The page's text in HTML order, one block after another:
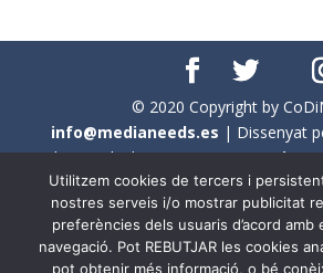
© 2020 Copyright by
info@medianeeds.es | Dissenyat
| Tots els drets reservats a
Avís per cookies
En aquest web s'ha tingut en compte
llenguatge. No obstant això, i a
Utilitzem cookies de tercers i
nostres serveis i/o mostrar publicitat
preferències dels usuaris d’acord amb
navegació. Pot REBUTJAR les cookies
pot obtenir més informació, o bé